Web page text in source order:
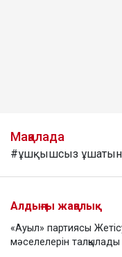
Мақалада
#ұшқышсыз ұшатын
Алдыңғы жаңалық
«Ауыл» партиясы
мәселелерін талқылады